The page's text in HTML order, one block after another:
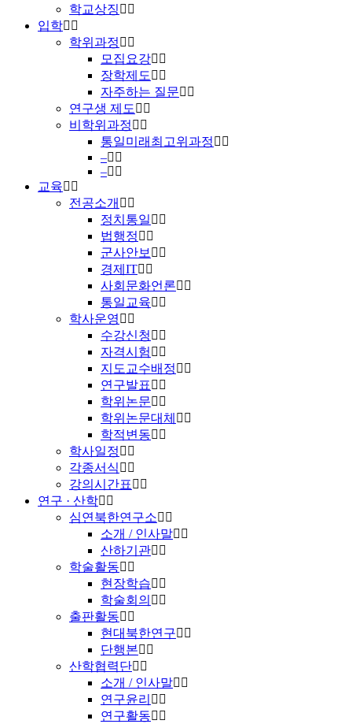
학교상징
입학
학위과정
모집요강
장학제도
자주하는 질문
연구생 제도
비학위과정
통일미래최고위과정
–
–
교육
전공소개
정치통일
법행정
군사안보
경제IT
사회문화언론
통일교육
학사운영
수강신청
자격시험
지도교수배정
연구발표
학위논문
학위논문대체
학적변동
학사일정
각종서식
강의시간표
연구 · 산학
심연북한연구소
소개 / 인사말
산하기관
학술활동
현장학습
학술회의
출판활동
현대북한연구
단행본
산학협력단
소개 / 인사말
연구윤리
연구활동